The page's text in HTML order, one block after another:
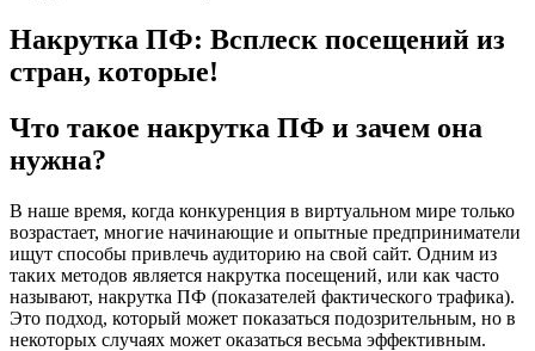
Накрутка ПФ: Всплеск посещений из
стран, которые!
Что такое накрутка ПФ и зачем она
нужна?
В наше время, когда конкуренция в виртуальном мире только
возрастает, многие начинающие и опытные предприниматели
ищут способы привлечь аудиторию на свой сайт. Одним из
таких методов является накрутка посещений, или как часто
называют, накрутка ПФ (показателей фактического трафика).
Это подход, который может показаться подозрительным, но в
некоторых случаях может оказаться весьма эффективным.